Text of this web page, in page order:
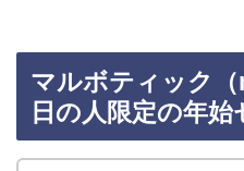
マルボティック
日の人限定の年